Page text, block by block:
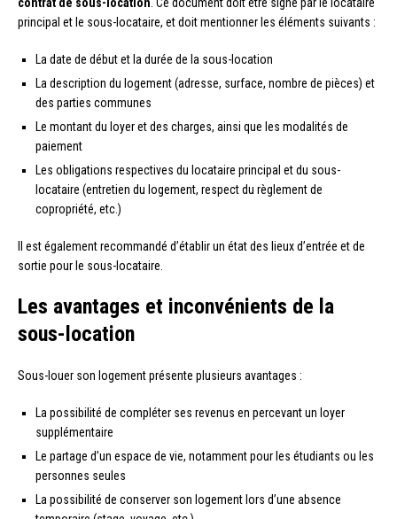
principal et le sous-locataire, et doit mentionner les éléments suivants :
La date de début et la durée de la sous-location
La description du logement (adresse, surface, nombre de pièces) et
des parties communes
Le montant du loyer et des charges, ainsi que les modalités de
paiement
Les obligations respectives du locataire principal et du sous-
locataire (entretien du logement, respect du règlement de
copropriété, etc.)
Il est également recommandé d’établir un état des lieux d’entrée et de
sortie pour le sous-locataire.
Les avantages et inconvénients de la
sous-location
Sous-louer son logement présente plusieurs avantages :
La possibilité de compléter ses revenus en percevant un loyer
supplémentaire
Le partage d’un espace de vie, notamment pour les étudiants ou les
personnes seules
La possibilité de conserver son logement lors d’une absence